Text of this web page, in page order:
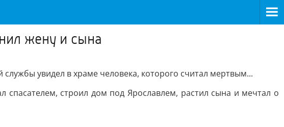
жену и сына
увидел в храме человека, которого считал мертвым...
строил дом под Ярославлем, растил сына и мечтал о